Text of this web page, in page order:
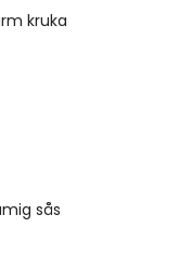
kruka
sås